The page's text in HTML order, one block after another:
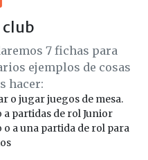
club
7 fichas para
ejemplos de cosas
hacer:
o jugar juegos de mesa.
a partidas de rol Junior
a una partida de rol para